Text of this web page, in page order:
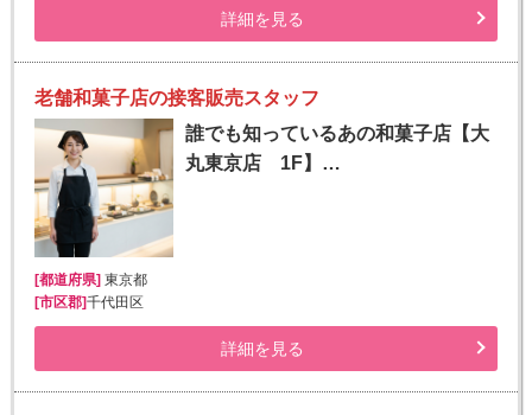
詳細を見る
老舗和菓子店の接客販売スタッフ
誰でも知っているあの和菓子店【大
丸東京店 1F】…
[都道府県]東京都
[市区郡]千代田区
詳細を見る